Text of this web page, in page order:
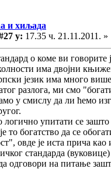
и хиљада
у: 17.35 ч. 21.11.2011. »
о коме ви говорите
има двојни
језик има много
разлога, ми смо
у смислу да ли ћемо
упитати се
то богатство да се
овде је иста прича као
стандарда
одговори на питање